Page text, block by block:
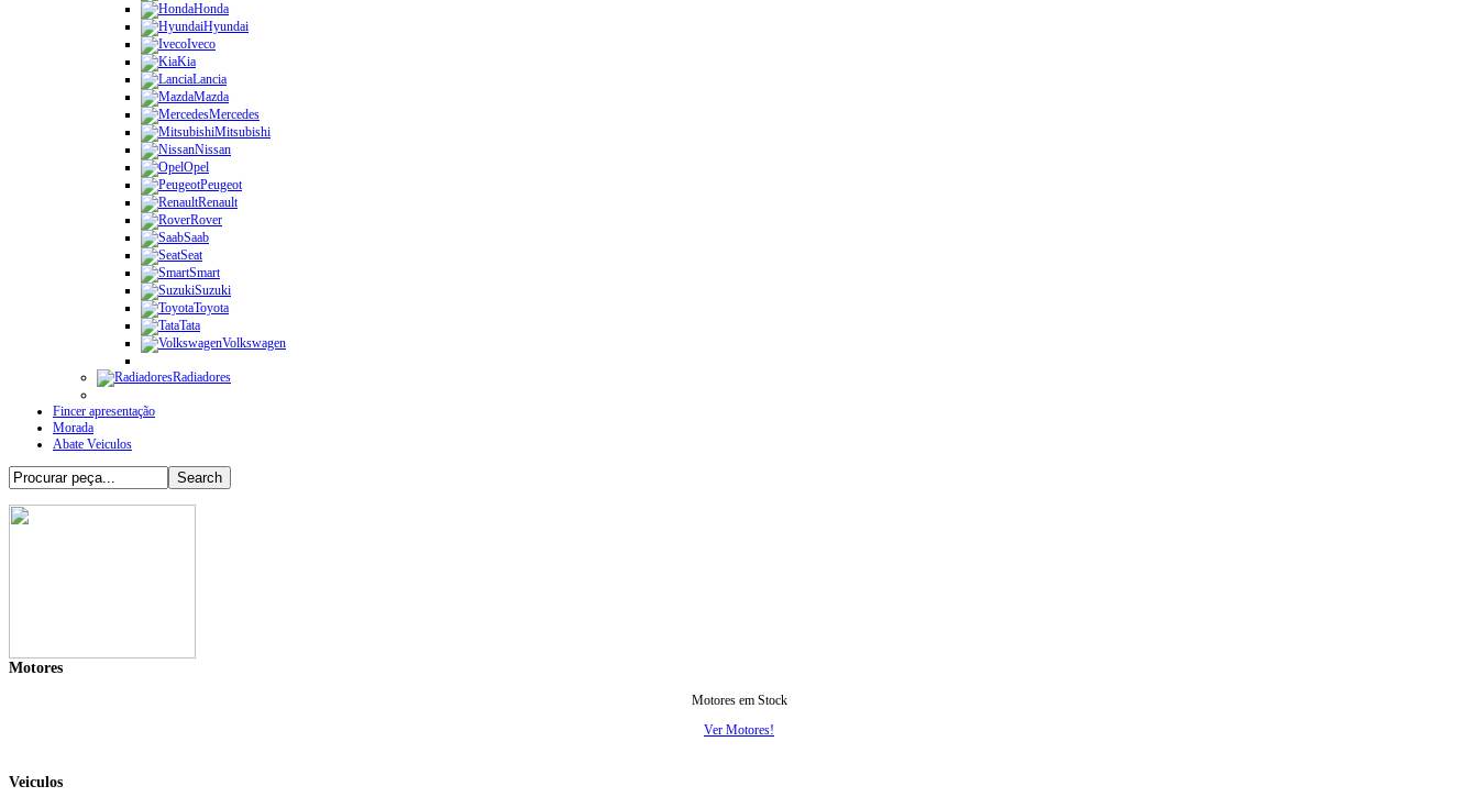
Honda
Hyundai
Iveco
Kia
Lancia
Mazda
Mercedes
Mitsubishi
Nissan
Opel
Peugeot
Renault
Rover
Saab
Seat
Smart
Suzuki
Toyota
Tata
Volkswagen
Radiadores
Fincer apresentação
Morada
Abate Veiculos
Motores
Motores em Stock
Ver Motores!
Veiculos